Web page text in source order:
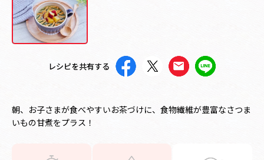
レシピを共有する
朝、お子さまが食べやすいお茶づけに、食物繊維が豊富なさつま
いもの甘煮をプラス！